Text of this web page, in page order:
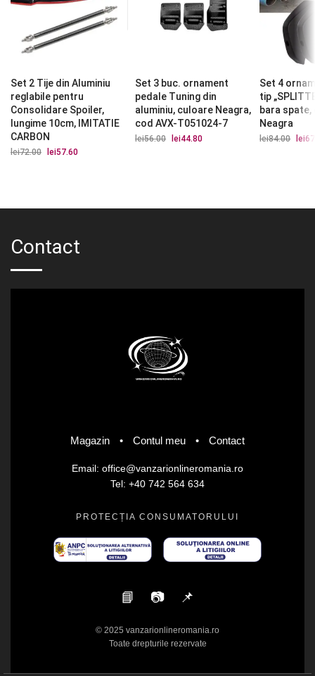
Set 2 Tije din Aluminiu
reglabile pentru
Consolidare Spoiler,
lungime 10cm, IMITATIE
CARBON
lei72.00
Prețul
lei57.60
Set 3 buc. ornament
pedale Tuning din
aluminiu, culoare Neagra,
cod AVX-T051024-7
lei56.00
Prețul
lei44.80
Set 4
tip
bara
Neagra
lei84.00 lei
Contact
Magazin • Contul meu • Contact
Email: office@vanzarionlineromania.ro
Tel: +40 742 564 634
PROTECȚIA CONSUMATORULUI
📘 📷 📌
© 2025 vanzarionlineromania.ro
Toate drepturile rezervate